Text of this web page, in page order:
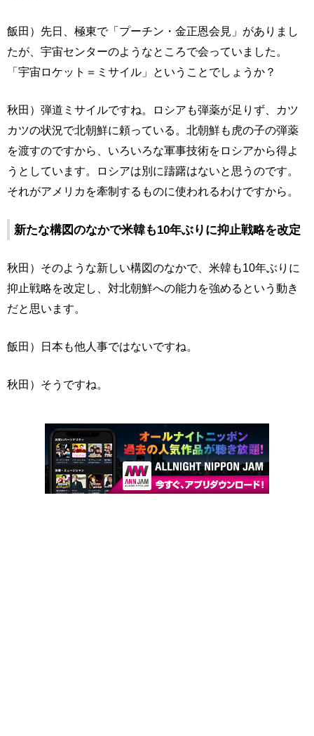
飯田）先日、極東で「プーチン・金正恩会見」がありまし
たが、宇宙センターのようなところで会っていました。
「宇宙ロケット＝ミサイル」ということでしょうか？
秋田）弾道ミサイルですね。ロシアも弾薬が足りず、カツ
カツの状況で北朝鮮に頼っている。北朝鮮も虎の子の弾薬
を渡すのですから、いろいろな軍事技術をロシアから得よ
うとしています。ロシアは別に躊躇はないと思うのです。
それがアメリカを牽制するものに使われるわけですから。
新たな構図のなかで米韓も10年ぶりに抑止戦略を改定
秋田）そのような新しい構図のなかで、米韓も10年ぶりに
抑止戦略を改定し、対北朝鮮への能力を強めるという動き
だと思います。
飯田）日本も他人事ではないですね。
秋田）そうですね。